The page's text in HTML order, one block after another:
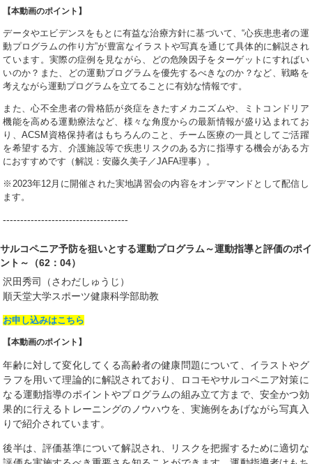
【本動画のポイント】
データやエビデンスをもとに有益な治療方針に基づいて、“心疾患患者の運
動プログラムの作り方”が豊富なイラストや写真を通じて具体的に解説され
ています。実際の症例を見ながら、どの危険因子をターゲットにすればい
いのか？また、どの運動プログラムを優先するべきなのか？など、戦略を
考えながら運動プログラムを立てることに有効な情報です。
また、心不全患者の骨格筋が炎症をきたすメカニズムや、ミトコンドリア
機能を高める運動療法など、様々な角度からの最新情報が盛り込まれてお
り、ACSM資格保持者はもちろんのこと、チーム医療の一員としてご活躍
を希望する方、介護施設等で疾患リスクのある方に指導する機会がある方
におすすめです（解説：安藤久美子／JAFA理事）。
※2023年12月に開催された実地講習会の内容をオンデマンドとして配信し
ます。
------------------------------------
サルコペニア予防を狙いとする運動プログラム～運動指導と評価のポイ
ント～（62：04）
沢田秀司（さわだしゅうじ）
順天堂大学スポーツ健康科学部助教
お申し込みはこちら
【本動画のポイント】
年齢に対して変化してくる高齢者の健康問題について、イラストやグ
ラフを用いて理論的に解説されており、ロコモやサルコペニア対策に
なる運動指導のポイントやプログラムの組み立て方まで、安全かつ効
果的に行えるトレーニングのノウハウを、実施例をあげながら写真入
りで紹介されています。
後半は、評価基準について解説され、リスクを把握するために適切な